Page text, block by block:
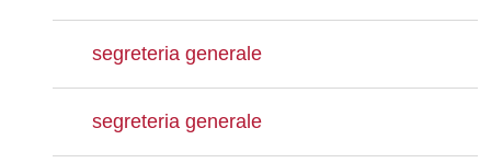
segreteria generale
segreteria generale